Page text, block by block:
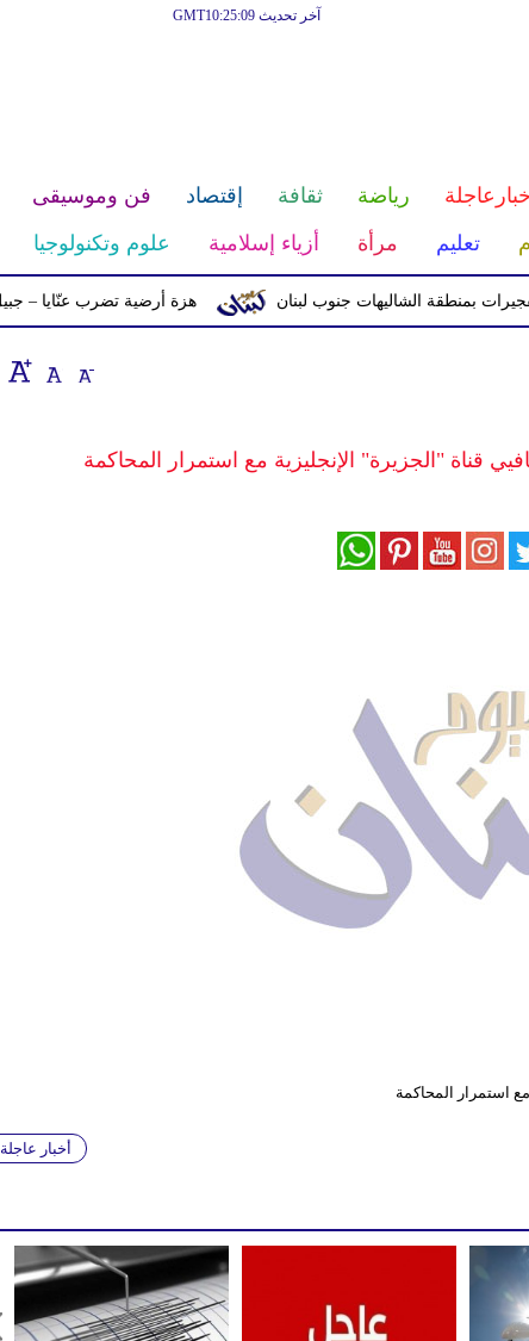
آخر تحديث GMT10:25:09
أخبارعاجلة رياضة ثقافة إقتصاد فن وموسيقى
تعليم مرأة أزياء إسلامية علوم وتكنولوجيا
هزة أرضية تضرب عنّايا – جبيل بقوّة 2.8 درجات على مقياس ريختر الشاليهات جنوب لبنان
قناة "الجزيرة" الإنجليزية مع استمرار المحاكمة
استمرار المحاكمة
أخبار عاجلة